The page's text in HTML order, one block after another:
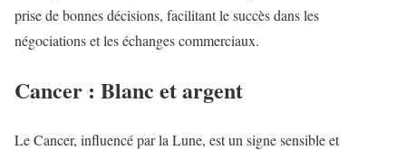
prise de bonnes décisions, facilitant le succès dans les
négociations et les échanges commerciaux.
Cancer : Blanc et argent
Le Cancer, influencé par la Lune, est un signe sensible et